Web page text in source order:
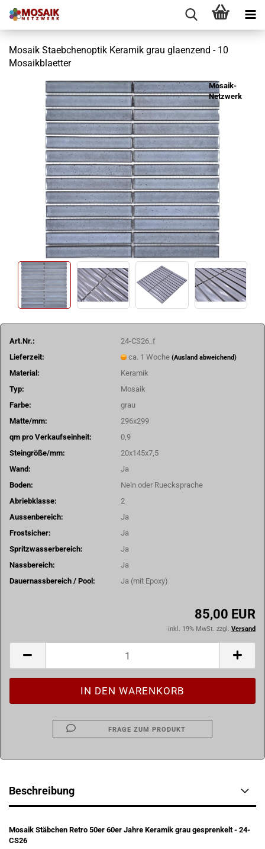
Mosaik Staebchenoptik Keramik grau glaenzend - 10
Mosaikblaetter
Mosaik-
Netzwerk
Art.Nr.:
24-CS26_f
Lieferzeit:
ca. 1 Woche(Ausland abweichend)
Material:
Keramik
Typ:
Mosaik
Farbe:
grau
Matte/mm:
296x299
qm pro Verkaufseinheit:
0,9
Steingröße/mm:
20x145x7,5
Wand:
Ja
Boden:
Nein oder Ruecksprache
Abriebklasse:
2
Aussenbereich:
Ja
Frostsicher:
Ja
Spritzwasserbereich:
Ja
Nassbereich:
Ja
Dauernassbereich / Pool:
Ja (mit Epoxy)
85,00 EUR
inkl. 19% MwSt. zzgl. Versand
FRAGE ZUM PRODUKT
Beschreibung
Mosaik Stäbchen Retro 50er 60er Jahre Keramik grau gesprenkelt - 24-
CS26